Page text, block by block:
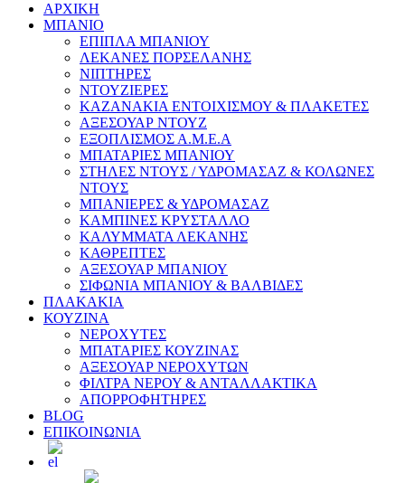
ΑΡΧΙΚΗ
ΜΠΑΝΙΟ
ΕΠΙΠΛΑ ΜΠΑΝΙΟΥ
ΛΕΚΑΝΕΣ ΠΟΡΣΕΛΑΝΗΣ
ΝΙΠΤΗΡΕΣ
ΝΤΟΥΖΙΕΡΕΣ
ΚΑΖΑΝΑΚΙΑ ΕΝΤΟΙΧΙΣΜΟΥ & ΠΛΑΚΕΤΕΣ
ΑΞΕΣΟΥΑΡ ΝΤΟΥΖ
ΕΞΟΠΛΙΣΜΟΣ Α.Μ.Ε.Α
ΜΠΑΤΑΡΙΕΣ ΜΠΑΝΙΟΥ
ΣΤΗΛΕΣ ΝΤΟΥΣ / ΥΔΡΟΜΑΣΑΖ & ΚΟΛΩΝΕΣ
ΝΤΟΥΣ
ΜΠΑΝΙΕΡΕΣ & ΥΔΡΟΜΑΣΑΖ
ΚΑΜΠΙΝΕΣ ΚΡΥΣΤΑΛΛΟ
ΚΑΛΥΜΜΑΤΑ ΛΕΚΑΝΗΣ
ΚΑΘΡΕΠΤΕΣ
ΑΞΕΣΟΥΑΡ ΜΠΑΝΙΟΥ
ΣΙΦΩΝΙΑ ΜΠΑΝΙΟΥ & ΒΑΛΒΙΔΕΣ
ΠΛΑΚΑΚΙΑ
ΚΟΥΖΙΝΑ
ΝΕΡΟΧΥΤΕΣ
ΜΠΑΤΑΡΙΕΣ ΚΟΥΖΙΝΑΣ
ΑΞΕΣΟΥΑΡ ΝΕΡΟΧΥΤΩΝ
ΦΙΛΤΡΑ ΝΕΡΟΥ & ΑΝΤΑΛΛΑΚΤΙΚΑ
ΑΠΟΡΡΟΦΗΤΗΡΕΣ
BLOG
ΕΠΙΚΟΙΝΩΝΙΑ